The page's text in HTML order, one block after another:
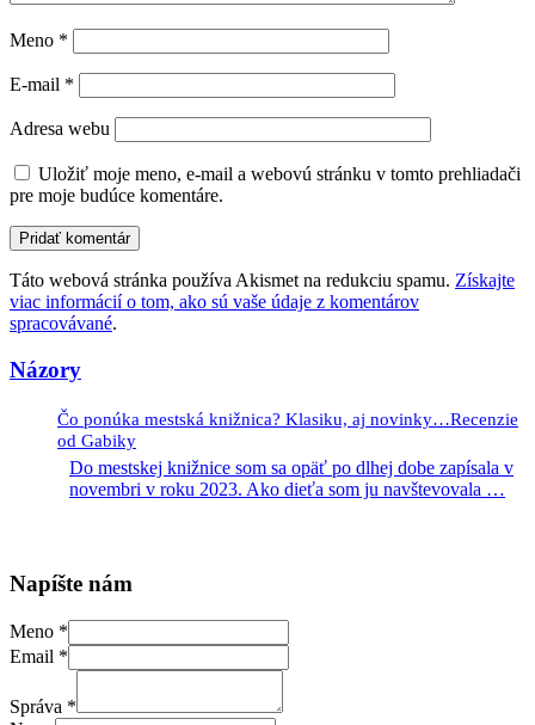
Meno *
E-mail *
Adresa webu
Uložiť moje meno, e-mail a webovú stránku v tomto prehliadači
pre moje budúce komentáre.
Táto webová stránka používa Akismet na redukciu spamu. Získajte
viac informácií o tom, ako sú vaše údaje z komentárov
spracovávané.
Názory
Čo ponúka mestská knižnica? Klasiku, aj novinky…Recenzie
od Gabiky
Do mestskej knižnice som sa opäť po dlhej dobe zapísala v
novembri v roku 2023. Ako dieťa som ju navštevovala …
Napíšte nám
Meno *
Email *
Správa *